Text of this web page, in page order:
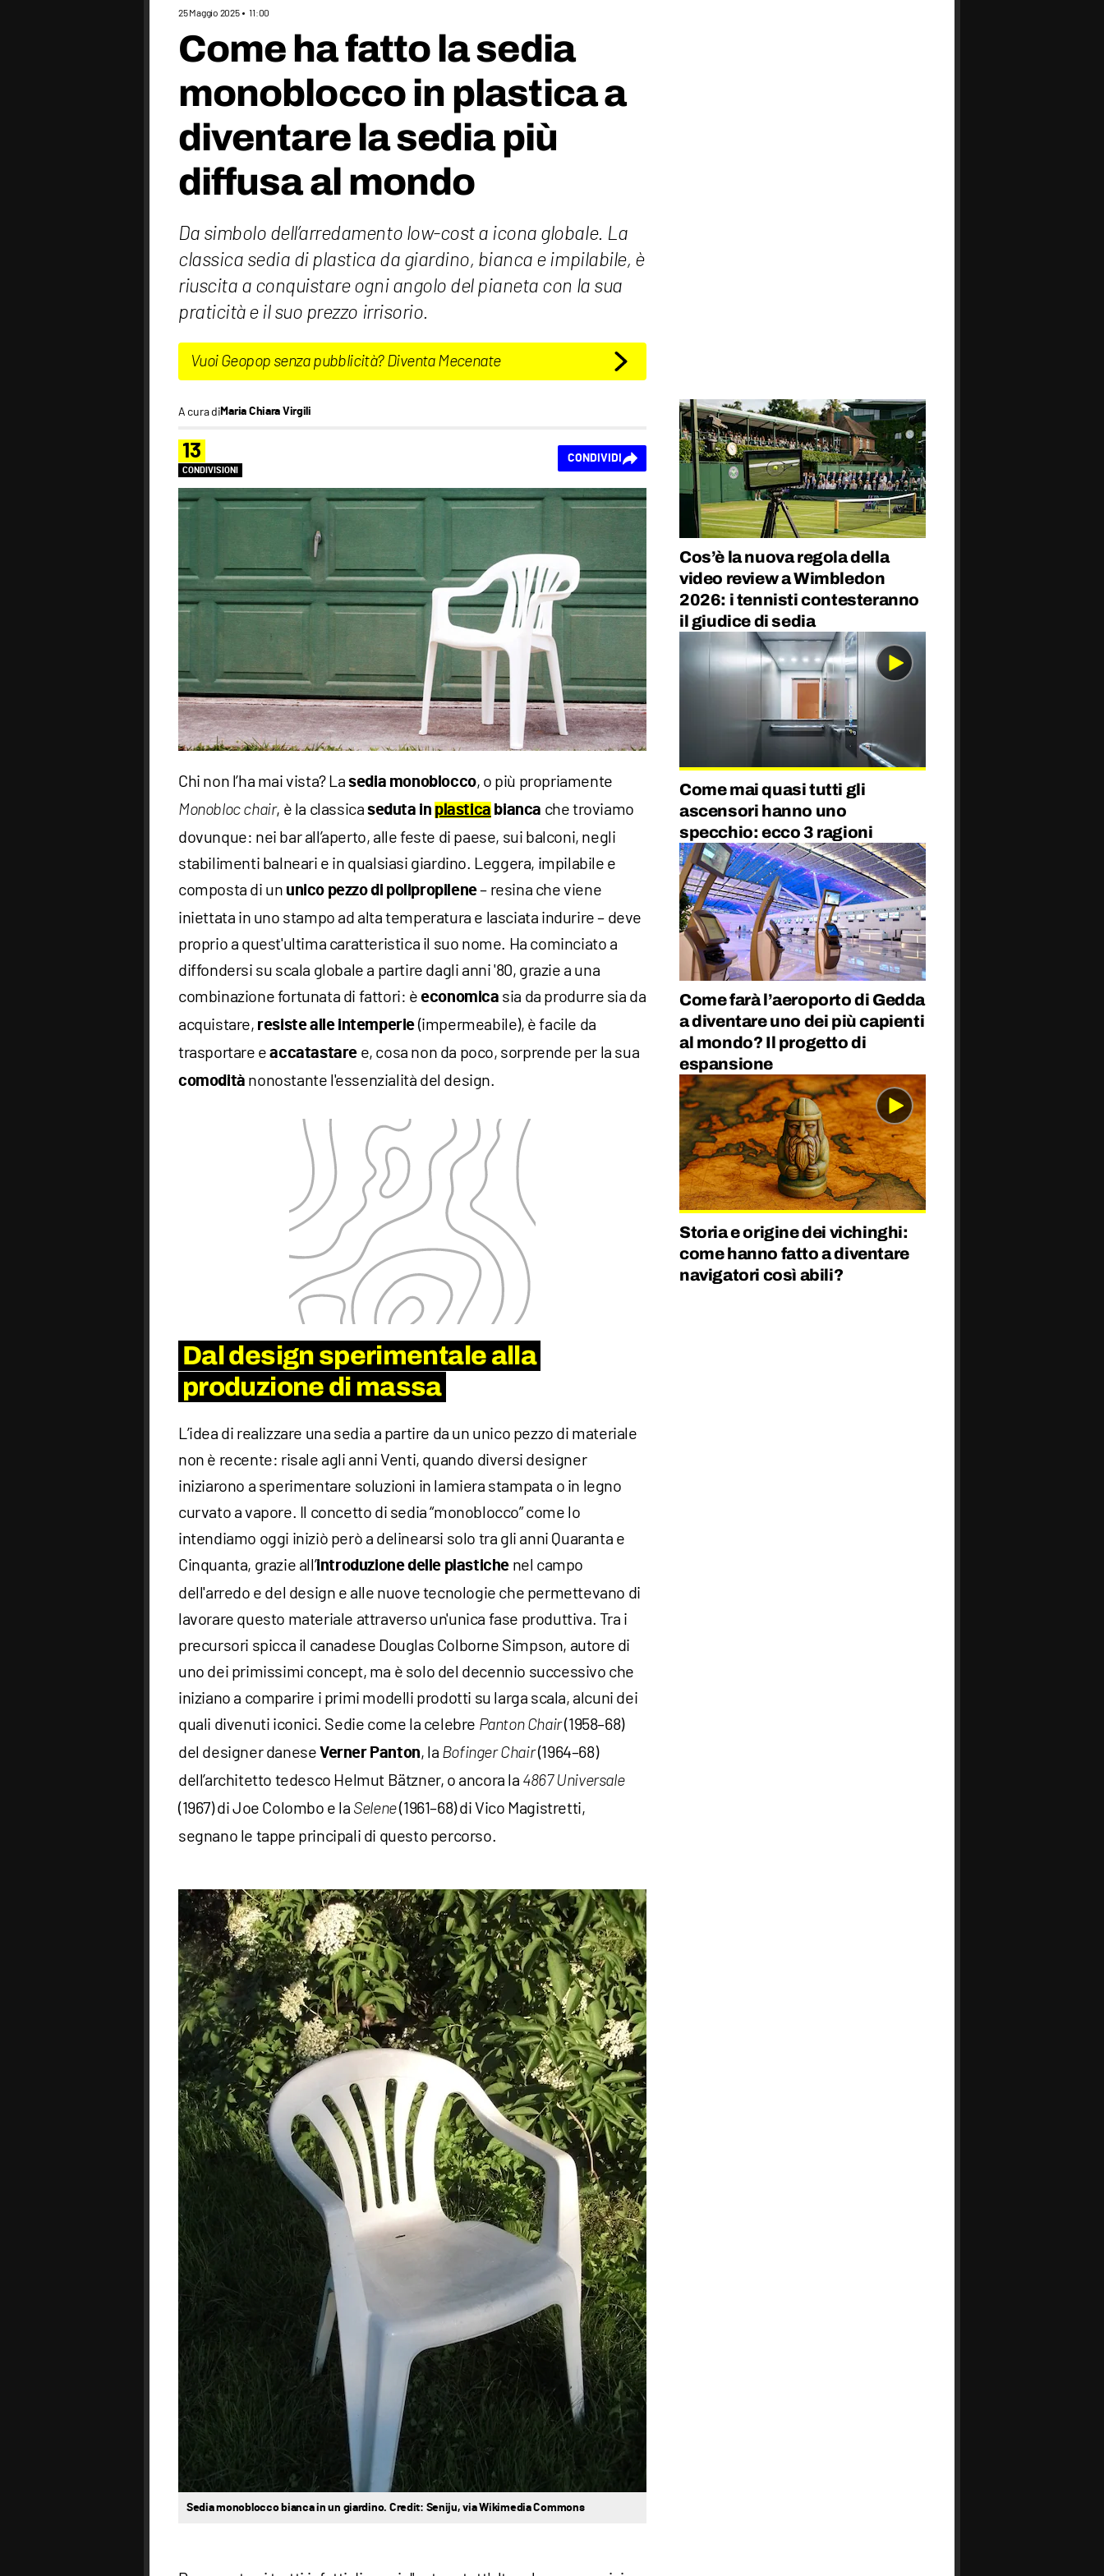
25 Maggio 2025 11:00
Come ha fatto la sedia
monoblocco in plastica a
diventare la sedia più
diffusa al mondo
Da simbolo dell’arredamento low-cost a icona globale. La
classica sedia di plastica da giardino, bianca e impilabile, è
riuscita a conquistare ogni angolo del pianeta con la sua
praticità e il suo prezzo irrisorio.
Vuoi Geopop senza pubblicità? Diventa Mecenate
A cura diMaria Chiara Virgili
13
CONDIVISIONI
CONDIVIDI
Chi non l’ha mai vista? Lasedia monoblocco, o più propriamente
Monobloc chair, è la classicaseduta in plastica bianca che troviamo
dovunque: nei bar all’aperto, alle feste di paese, sui balconi, negli
stabilimenti balneari e in qualsiasi giardino. Leggera, impilabile e
composta di un unico pezzo di polipropilene– resina che viene
iniettata in uno stampo ad alta temperatura e lasciata indurire – deve
proprio a quest'ultima caratteristica il suo nome. Ha cominciato a
diffondersi su scala globale a partire dagli anni '80, grazie a una
combinazione fortunata di fattori: èeconomica sia da produrre sia da
acquistare, resiste alle intemperie (impermeabile), è facile da
trasportare eaccatastare e, cosa non da poco, sorprende per la sua
comodità nonostante l'essenzialità del design.
Dal design sperimentale alla
produzione di massa
L’idea di realizzare una sedia a partire da un unico pezzo di materiale
non è recente: risale agli anni Venti, quando diversi designer
iniziarono a sperimentare soluzioni in lamiera stampata o in legno
curvato a vapore. Il concetto di sedia “monoblocco” come lo
intendiamo oggi iniziò però a delinearsi solo tra gli anni Quaranta e
Cinquanta, grazie all’introduzione delle plastiche nel campo
dell'arredo e del design e alle nuove tecnologie che permettevano di
lavorare questo materiale attraverso un'unica fase produttiva. Tra i
precursori spicca il canadese Douglas Colborne Simpson, autore di
uno dei primissimi concept, ma è solo del decennio successivo che
iniziano a comparire i primi modelli prodotti su larga scala, alcuni dei
quali divenuti iconici. Sedie come la celebre Panton Chair(1958–68)
del designer daneseVerner Panton, la Bofinger Chair(1964–68)
dell’architetto tedesco Helmut Bätzner, o ancora la 4867 Universale
(1967) di Joe Colombo e la Selene(1961–68) di Vico Magistretti,
segnano le tappe principali di questo percorso.
Sedia monoblocco bianca in un giardino. Credit: Seniju, via Wikimedia Commons
Cos’è la nuova regola della
video review a Wimbledon
2026: i tennisti contesteranno
il giudice di sedia
Come mai quasi tutti gli
ascensori hanno uno
specchio: ecco 3 ragioni
Come farà l’aeroporto di Gedda
a diventare uno dei più capienti
al mondo? Il progetto di
espansione
Storia e origine dei vichinghi:
come hanno fatto a diventare
navigatori così abili?